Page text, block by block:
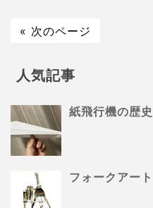
« 次のページ
人気記事
紙飛行機の歴史
フォークアー